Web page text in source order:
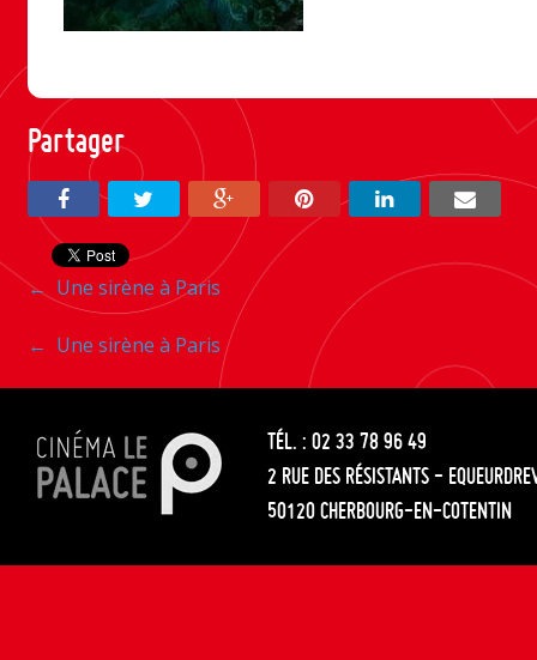
Partager
Navigation
entre
les
articles
← Une sirène à Paris
Navigation
entre
les
articles
← Une sirène à Paris
TÉL. : 02 33 78 96 49
2 RUE DES RÉSISTANTS -
50120 CHERBOURG-EN-COTENTIN